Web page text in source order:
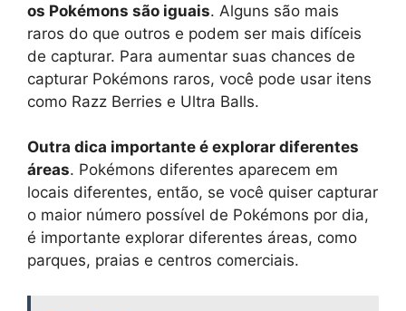
os Pokémons são iguais. Alguns são mais
raros do que outros e podem ser mais difíceis
de capturar. Para aumentar suas chances de
capturar Pokémons raros, você pode usar itens
como Razz Berries e Ultra Balls.
Outra dica importante é explorar diferentes
áreas. Pokémons diferentes aparecem em
locais diferentes, então, se você quiser capturar
o maior número possível de Pokémons por dia,
é importante explorar diferentes áreas, como
parques, praias e centros comerciais.